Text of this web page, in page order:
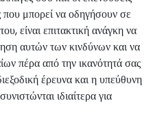
που μπορεί να οδηγήσουν σε
είναι επιτακτική ανάγκη να
αυτών των κινδύνων και να
πέρα από την ικανότητά σας
έρευνα και η υπεύθυνη
ιδιαίτερα για